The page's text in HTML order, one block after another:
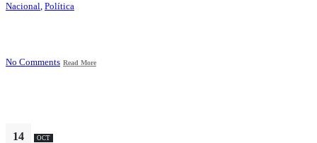
Nacional Política
No Comments Read More
14 OCT